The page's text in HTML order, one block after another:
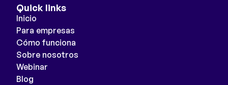
Quick links
Inicio
Para empresas
Cómo funciona
Sobre nosotros
Webinar
Blog